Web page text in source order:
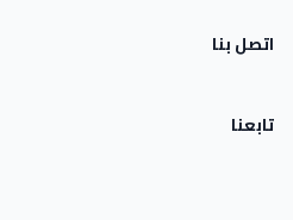
اتصل بنا
تابعنا